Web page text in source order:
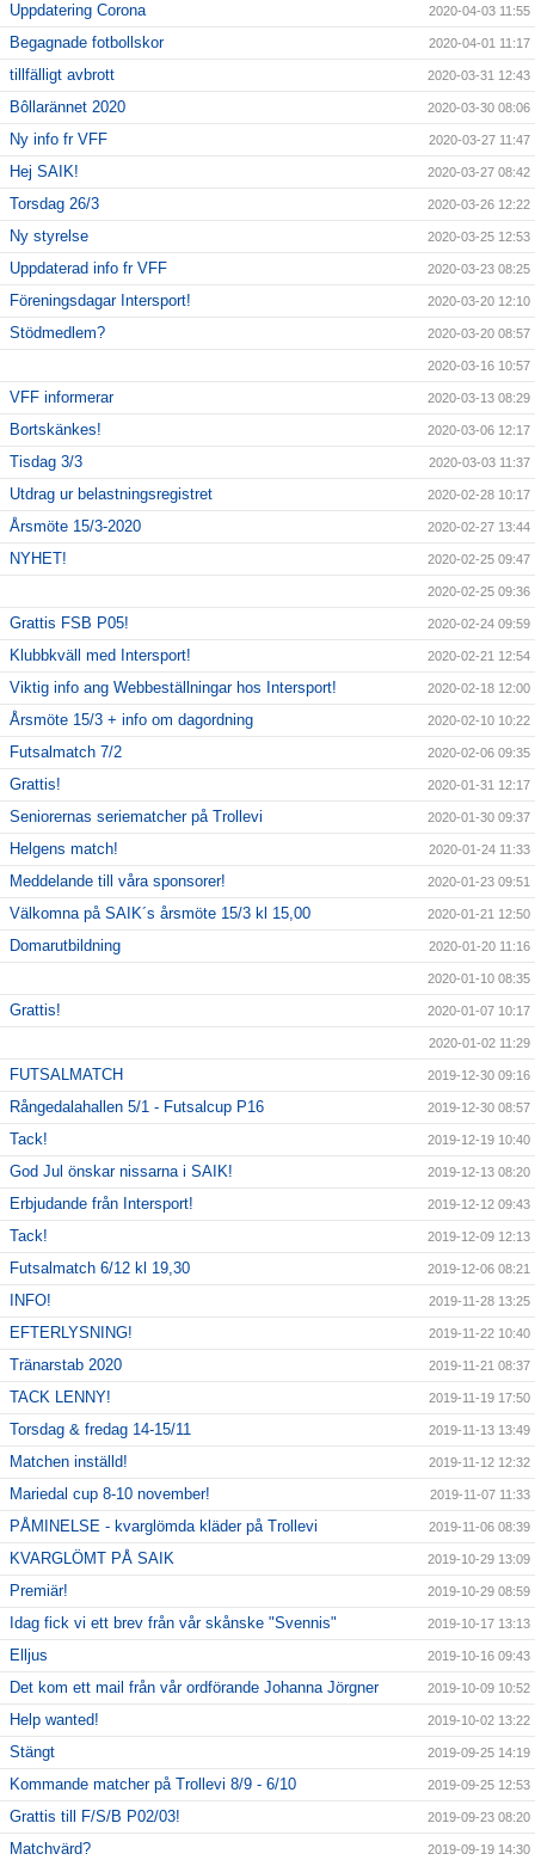
Uppdatering Corona 2020-04-03 11:55
Begagnade fotbollskor 2020-04-01 11:17
tillfälligt avbrott 2020-03-31 12:43
Bôllarännet 2020 2020-03-30 08:06
Ny info fr VFF 2020-03-27 11:47
Hej SAIK! 2020-03-27 08:42
Torsdag 26/3 2020-03-26 12:22
Ny styrelse 2020-03-25 12:53
Uppdaterad info fr VFF 2020-03-23 08:25
Föreningsdagar Intersport! 2020-03-20 12:10
Stödmedlem? 2020-03-20 08:57
2020-03-16 10:57
VFF informerar 2020-03-13 08:29
Bortskänkes! 2020-03-06 12:17
Tisdag 3/3 2020-03-03 11:37
Utdrag ur belastningsregistret 2020-02-28 10:17
Årsmöte 15/3-2020 2020-02-27 13:44
NYHET! 2020-02-25 09:47
2020-02-25 09:36
Grattis FSB P05! 2020-02-24 09:59
Klubbkväll med Intersport! 2020-02-21 12:54
Viktig info ang Webbeställningar hos Intersport! 2020-02-18 12:00
Årsmöte 15/3 + info om dagordning 2020-02-10 10:22
Futsalmatch 7/2 2020-02-06 09:35
Grattis! 2020-01-31 12:17
Seniorernas seriematcher på Trollevi 2020-01-30 09:37
Helgens match! 2020-01-24 11:33
Meddelande till våra sponsorer! 2020-01-23 09:51
Välkomna på SAIK´s årsmöte 15/3 kl 15,00 2020-01-21 12:50
Domarutbildning 2020-01-20 11:16
2020-01-10 08:35
Grattis! 2020-01-07 10:17
2020-01-02 11:29
FUTSALMATCH 2019-12-30 09:16
Rångedalahallen 5/1 - Futsalcup P16 2019-12-30 08:57
Tack! 2019-12-19 10:40
God Jul önskar nissarna i SAIK! 2019-12-13 08:20
Erbjudande från Intersport! 2019-12-12 09:43
Tack! 2019-12-09 12:13
Futsalmatch 6/12 kl 19,30 2019-12-06 08:21
INFO! 2019-11-28 13:25
EFTERLYSNING! 2019-11-22 10:40
Tränarstab 2020 2019-11-21 08:37
TACK LENNY! 2019-11-19 17:50
Torsdag & fredag 14-15/11 2019-11-13 13:49
Matchen inställd! 2019-11-12 12:32
Mariedal cup 8-10 november! 2019-11-07 11:33
PÅMINELSE - kvarglömda kläder på Trollevi 2019-11-06 08:39
KVARGLÖMT PÅ SAIK 2019-10-29 13:09
Premiär! 2019-10-29 08:59
Idag fick vi ett brev från vår skånske "Svennis" 2019-10-17 13:13
Elljus 2019-10-16 09:43
Det kom ett mail från vår ordförande Johanna Jörgner 2019-10-09 10:52
Help wanted! 2019-10-02 13:22
Stängt 2019-09-25 14:19
Kommande matcher på Trollevi 8/9 - 6/10 2019-09-25 12:53
Grattis till F/S/B P02/03! 2019-09-23 08:20
Matchvärd? 2019-09-19 14:30